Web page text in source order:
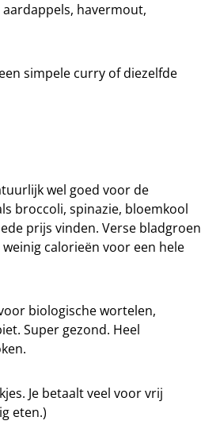
havermout,
simpele curry of diezelfde
wel goed voor de
broccoli, spinazie, bloemkool
prijs vinden. Verse bladgroen
calorieën voor een hele
biologische wortelen,
Super gezond. Heel
Je betaalt veel voor vrij
eten.)